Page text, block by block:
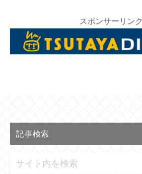
スポンサーリンク
記事検索